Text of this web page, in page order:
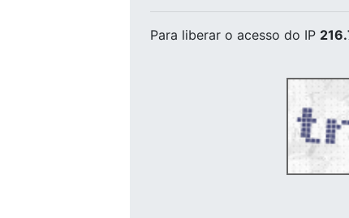
Para liberar o acesso do IP